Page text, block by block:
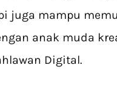
juga mampu
anak muda
Digital.